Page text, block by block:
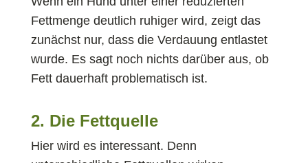
Fettmenge deutlich ruhiger wird, zeigt das
zunächst nur, dass die Verdauung entlastet
wurde. Es sagt noch nichts darüber aus, ob
Fett dauerhaft problematisch ist.
2. Die Fettquelle
Hier wird es interessant. Denn